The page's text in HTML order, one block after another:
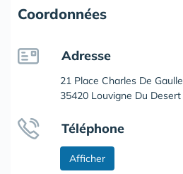
Coordonnées
Adresse
21 Place Charles De Gaulle
35420 Louvigne Du Desert
Téléphone
Afficher